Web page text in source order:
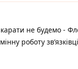
карати не будемо -
роботу